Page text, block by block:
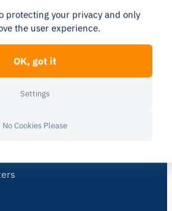
possible
protecting your privacy and only
the user experience.
OK, got it
Settings
No Cookies Please